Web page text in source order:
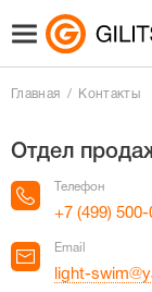
Главная Контакты
Отдел
Телефон
+7 (499)
Email
light-